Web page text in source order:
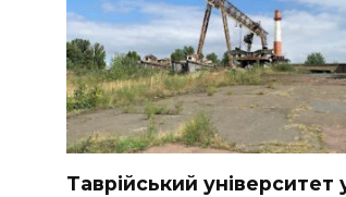
Таврійський університет